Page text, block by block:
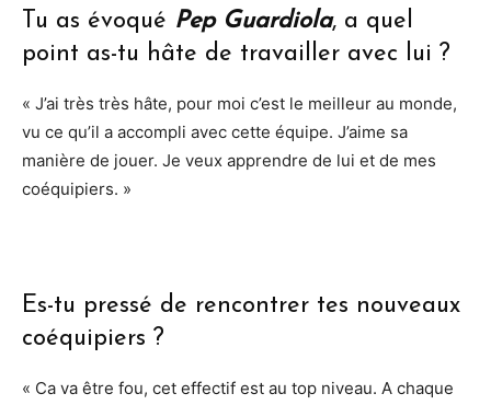
Tu as évoqué Pep Guardiola, a quel
point as-tu hâte de travailler avec lui ?
« J’ai très très hâte, pour moi c’est le meilleur au monde,
vu ce qu’il a accompli avec cette équipe. J’aime sa
manière de jouer. Je veux apprendre de lui et de mes
coéquipiers. »
Es-tu pressé de rencontrer tes nouveaux
coéquipiers ?
« Ca va être fou, cet effectif est au top niveau. A chaque